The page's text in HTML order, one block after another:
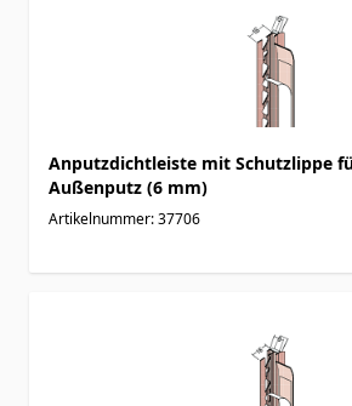
Anputzdichtleiste mit Schutzlippe
Außenputz (6 mm)
Artikelnummer: 37706